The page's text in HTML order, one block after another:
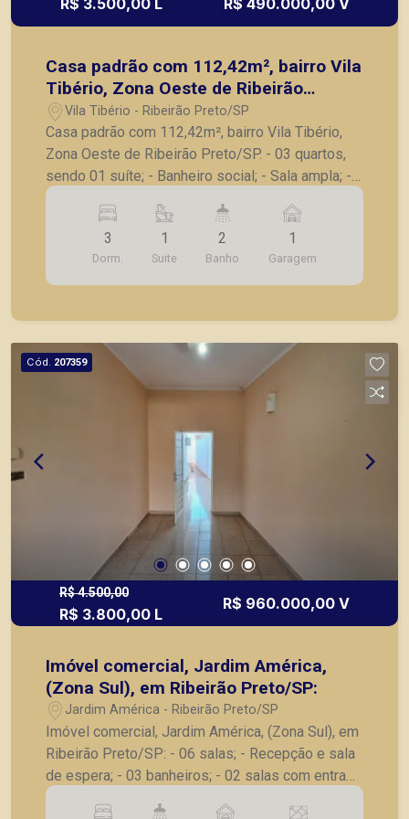
R$ 3.500,00 L R$ 490.000,00 V
Casa padrão com 112,42m², bairro Vila
Tibério, Zona Oeste de Ribeirão
Preto/SP.
Vila Tibério - Ribeirão Preto/SP
Casa padrão com 112,42m², bairro Vila Tibério,
Zona Oeste de Ribeirão Preto/SP. - 03 quartos,
sendo 01 suíte; - Banheiro social; - Sala ampla; -
Sala de jantar; - Cozinha; - Despensa; -
Lavanderia; - Quintal com churrasqueira; - 01 vaga
de garagem. Seja para vender, alugar ou adquirir
seu imóvel entre em contato com a Piramid
Imóveis, a sua imobiliária em Ribeirão Preto.
3
Dorm.
1
Suite
2
Banho
1
Garagem
Cód. 207359
R$ 4.500,00
R$ 3.800,00 L
R$ 960.000,00 V
Imóvel comercial, Jardim América,
(Zona Sul), em Ribeirão Preto/SP:
Jardim América - Ribeirão Preto/SP
Imóvel comercial, Jardim América, (Zona Sul), em
Ribeirão Preto/SP: - 06 salas; - Recepção e sala
de espera; - 03 banheiros; - 02 salas com entrada
privativa; - Cozinha; - 05 vagas de garagem